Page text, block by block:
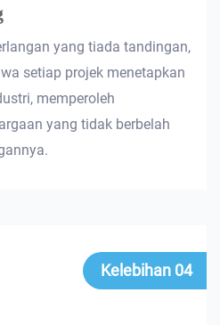
yang tiada tandingan,
setiap projek menetapkan
memperoleh
yang tidak berbelah
Kelebihan 04